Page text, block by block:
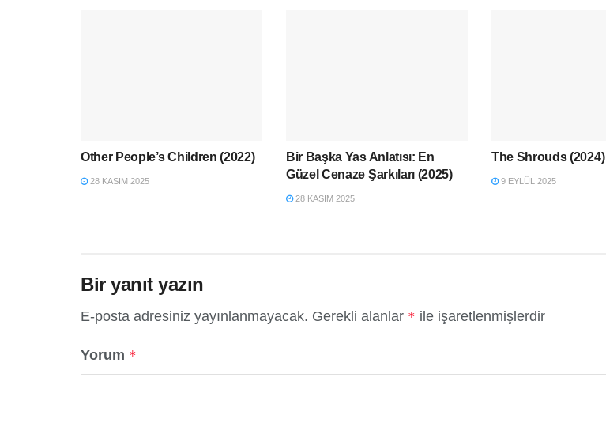
Other People’s Children (2022)
28 KASIM 2025
Bir Başka Yas Anlatısı: En
Güzel Cenaze Şarkıları (2025)
28 KASIM 2025
The Shrouds (2024)
9 EYLÜL 2025
Bir yanıt yazın
E-posta adresiniz yayınlanmayacak. Gerekli alanlar * ile işaretlenmişlerdir
Yorum *